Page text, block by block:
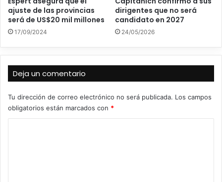
ajuste de las provincias
será de US$20 mil millones
17/09/2024
dirigentes que no será
candidato en 2027
24/05/2026
Deja un comentario
Tu dirección de correo electrónico no será publicada. Los campos
obligatorios están marcados con *